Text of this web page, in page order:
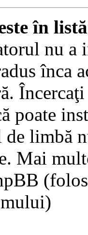
în
nu a
înca
poate
de limbă
Mai